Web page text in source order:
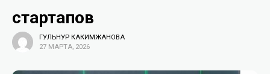
стартапов
ГУЛЬНУР КАКИМЖАНОВА
27 МАРТА, 2026